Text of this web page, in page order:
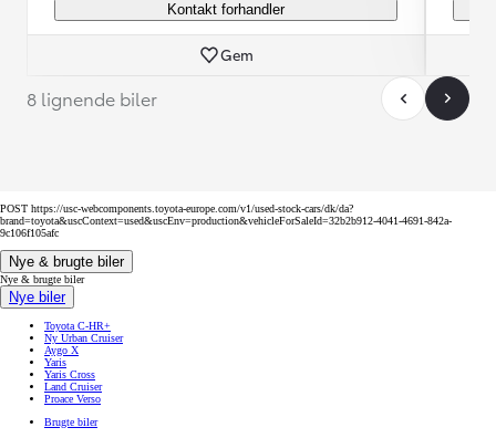
Kontakt forhandler
Gem
8 lignende biler
POST https://usc-webcomponents.toyota-europe.com/v1/used-stock-cars/dk/da?
brand=toyota&uscContext=used&uscEnv=production&vehicleForSaleId=32b2b912-4041-4691-842a-
9c106f105afc
Nye & brugte biler
Nye & brugte biler
Nye biler
Toyota C-HR+
Ny Urban Cruiser
Aygo X
Yaris
Yaris Cross
Land Cruiser
Proace Verso
Brugte biler